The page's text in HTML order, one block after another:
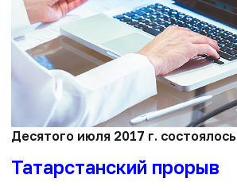
Десятого июля 2017 г.
Татарстанский прорыв